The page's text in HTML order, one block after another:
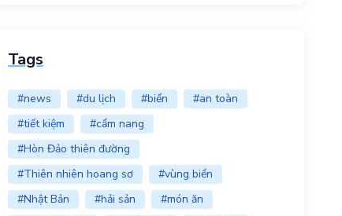
Tags
#news #du lịch #biển
#an toàn
#tiết kiệm
#cẩm nang
#Hòn Đảo thiên đường
#Thiên nhiên hoang sơ
#vùng biển
#Nhật Bản
#hải sản
#món ăn